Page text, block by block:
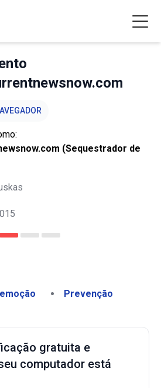
(Sequestrador de
Prevenção
gratuita e
computador está